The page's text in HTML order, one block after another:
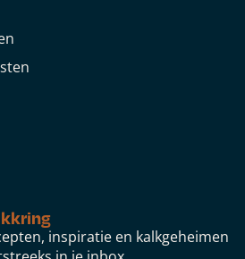
inspiratie en kalkgeheimen